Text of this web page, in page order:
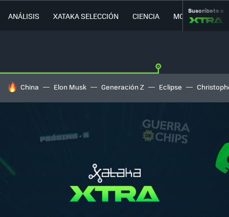
ANÁLISIS XATAKA SELECCIÓN CIENCIA MOVILIDAD
Suscríbete a
HOY SE HABLA DE
China Elon Musk Generación Z Eclipse